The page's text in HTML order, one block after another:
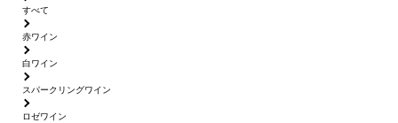
すべて
赤ワイン
白ワイン
スパークリングワイン
ロゼワイン